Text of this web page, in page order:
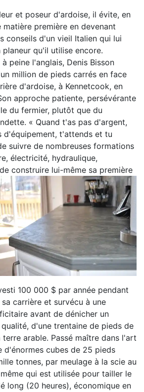
et poseur d'ardoise, il évite, en
matière première en devenant
conseils d'un vieil Italien qui lui
qu'il utilise encore.
peine l'anglais, Denis Bisson
million de pieds carrés en face
d'ardoise, à Kennetcook, en
approche patiente, persévérante
du fermier, plutôt que du
« Quand t'as pas d'argent,
d'équipement, t'attends et tu
suivre de nombreuses formations
électricité, hydraulique,
construire lui-même sa première
100 000 $ par année pendant
carrière et survécu à une
avant de dénicher un
d'une trentaine de pieds de
arable. Passé maître dans l'art
d'énormes cubes de 25 pieds
tonnes, par meulage à la scie au
qui est utilisée pour tailler le
long (20 heures), économique en